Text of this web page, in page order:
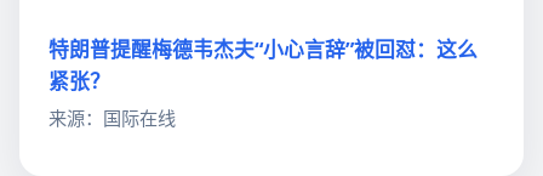
特朗普提醒梅德韦杰夫“小心言辞”被回怼：这么
紧张？
来源：国际在线